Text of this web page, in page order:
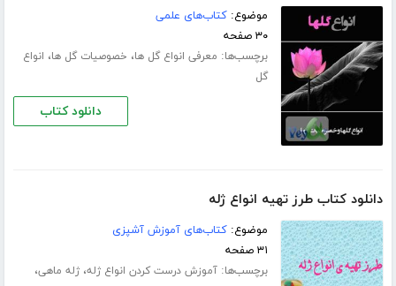
موضوع:کتاب‌های علمی
۳۰ صفحه
برچسب‌ها: معرفی انواع گل ها، خصوصیات گل ها، انواع
گل
دانلود کتاب
دانلود کتاب طرز تهیه انواع ژله
موضوع:کتاب‌های آموزش آشپزی
۳۱ صفحه
برچسب‌ها:آموزش درست کردن انواع ژله،ژله ماهی،